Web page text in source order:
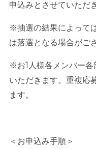
申込みとさせていただ
※抽選の結果によって
は落選となる場合がご
※お 人様各メンバー
いただきます。重複応
ます。
＜お申込み手順＞